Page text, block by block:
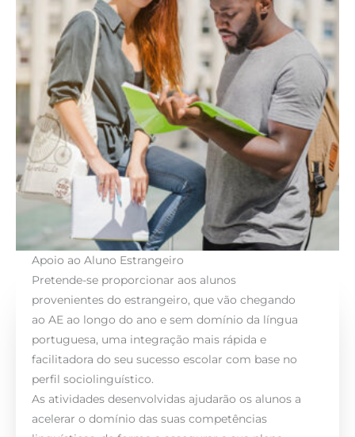
Apoio ao Aluno Estrangeiro
Pretende-se proporcionar aos alunos
provenientes do estrangeiro, que vão chegando
ao AE ao longo do ano e sem domínio da língua
portuguesa, uma integração mais rápida e
facilitadora do seu sucesso escolar com base no
perfil sociolinguístico.
As atividades desenvolvidas ajudarão os alunos a
acelerar o domínio das suas competências